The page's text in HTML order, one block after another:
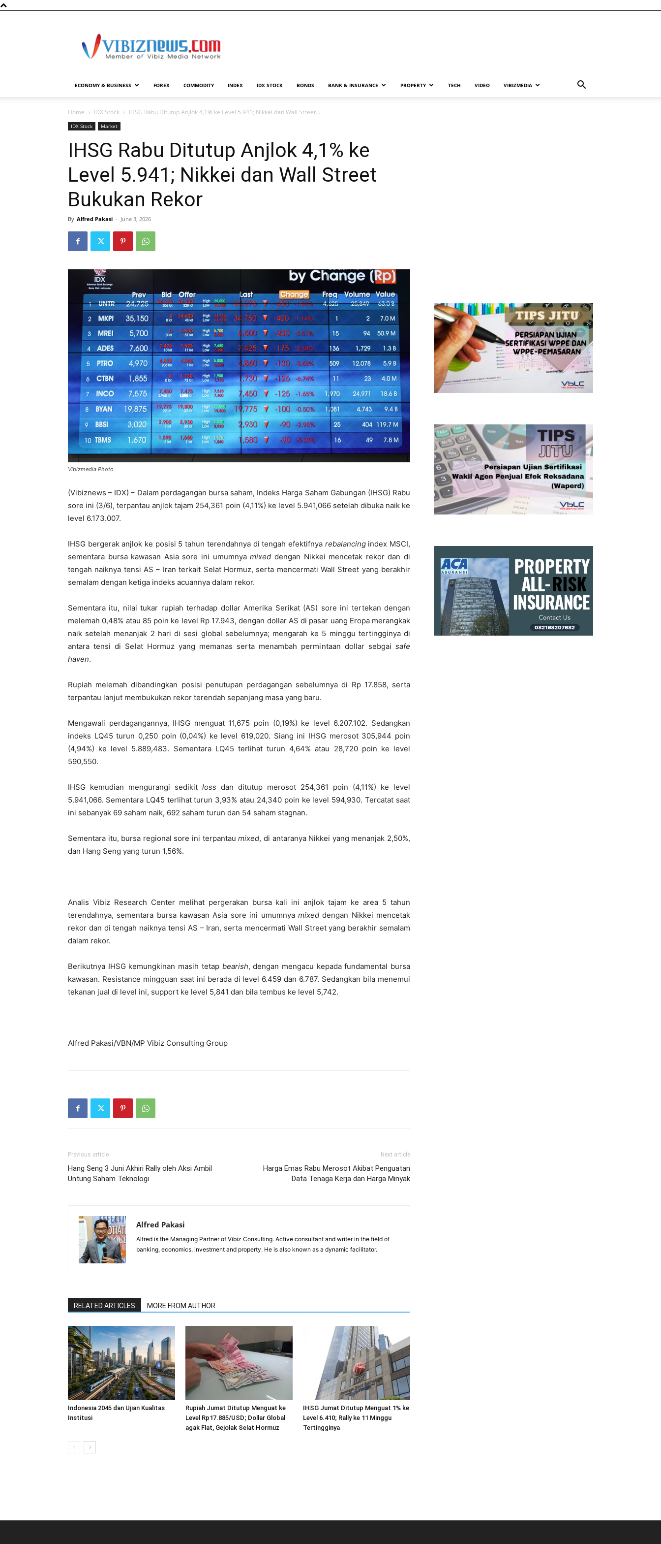
ECONOMY & BUSINESS FOREX COMMODITY INDEX IDX STOCK BONDS BANK & INSURANCE PROPERTY TECH VIDEO VIBIZMEDIA
Home IDX Stock IHSG Rabu Ditutup Anjlok 4,1% ke Level 5.941; Nikkei dan Wall Street...
IDX Stock Market
IHSG Rabu Ditutup Anjlok 4,1% ke
Level 5.941; Nikkei dan Wall Street
Bukukan Rekor
By Alfred Pakasi - June 3, 2026
Vibizmedia Photo
(Vibiznews – IDX) – Dalam perdagangan bursa saham, Indeks Harga Saham Gabungan (IHSG) Rabu
sore ini (3/6), terpantau anjlok tajam 254,361 poin (4,11%) ke level 5.941,066 setelah dibuka naik ke
level 6.173.007.
IHSG bergerak anjlok ke posisi 5 tahun terendahnya di tengah efektifnya rebalancingindex MSCI,
sementara bursa kawasan Asia sore ini umumnyamixed dengan Nikkei mencetak rekor dan di
tengah naiknya tensi AS – Iran terkait Selat Hormuz, serta mencermati Wall Street yang berakhir
semalam dengan ketiga indeks acuannya dalam rekor.
Sementara itu, nilai tukar rupiah terhadap dollar Amerika Serikat (AS) sore ini tertekan dengan
melemah 0,48% atau 85 poin ke level Rp 17.943, dengan dollar AS di pasar uang Eropa merangkak
naik setelah menanjak 2 hari di sesi global sebelumnya; mengarah ke 5 minggu tertingginya di
antara tensi di Selat Hormuz yang memanas serta menambah permintaan dollar sebgai safe
haven.
Rupiah melemah dibandingkan posisi penutupan perdagangan sebelumnya di Rp 17.858, serta
terpantau lanjut membukukan rekor terendah sepanjang masa yang baru.
Mengawali perdagangannya, IHSG menguat 11,675 poin (0,19%) ke level 6.207.102. Sedangkan
indeks LQ45 turun 0,250 poin (0,04%) ke level 619,020. Siang ini IHSG merosot 305,944 poin
(4,94%) ke level 5.889,483. Sementara LQ45 terlihat turun 4,64% atau 28,720 poin ke level
590,550.
IHSG kemudian mengurangi sedikit loss dan ditutup merosot 254,361 poin (4,11%) ke level
5.941,066. Sementara LQ45 terlihat turun 3,93% atau 24,340 poin ke level 594,930. Tercatat saat
ini sebanyak 69 saham naik, 692 saham turun dan 54 saham stagnan.
Sementara itu, bursa regional sore ini terpantaumixed, di antaranya Nikkei yang menanjak 2,50%,
dan Hang Seng yang turun 1,56%.
Analis Vibiz Research Center melihat pergerakan bursa kali ini anjlok tajam ke area 5 tahun
terendahnya, sementara bursa kawasan Asia sore ini umumnya mixeddengan Nikkei mencetak
rekor dan di tengah naiknya tensi AS – Iran, serta mencermati Wall Street yang berakhir semalam
dalam rekor.
Berikutnya IHSG kemungkinan masih tetap bearish, dengan mengacu kepada fundamental bursa
kawasan. Resistance mingguan saat ini berada di level 6.459 dan 6.787. Sedangkan bila menemui
tekanan jual di level ini, support ke level 5,841 dan bila tembus ke level 5,742.
Alfred Pakasi/VBN/MP Vibiz Consulting Group
Previous article
Hang Seng 3 Juni Akhiri Rally oleh Aksi Ambil
Untung Saham Teknologi
Next article
Harga Emas Rabu Merosot Akibat Penguatan
Data Tenaga Kerja dan Harga Minyak
Alfred Pakasi
Alfred is the Managing Partner of Vibiz Consulting. Active consultant and writer in the field of
banking, economics, investment and property. He is also known as a dynamic facilitator.
RELATED ARTICLES MORE FROM AUTHOR
Indonesia 2045 dan Ujian Kualitas
Institusi
Rupiah Jumat Ditutup Menguat ke
Level Rp17.885/USD; Dollar Global
agak Flat, Gejolak Selat Hormuz
IHSG Jumat Ditutup Menguat 1% ke
Level 6.410; Rally ke 11 Minggu
Tertingginya